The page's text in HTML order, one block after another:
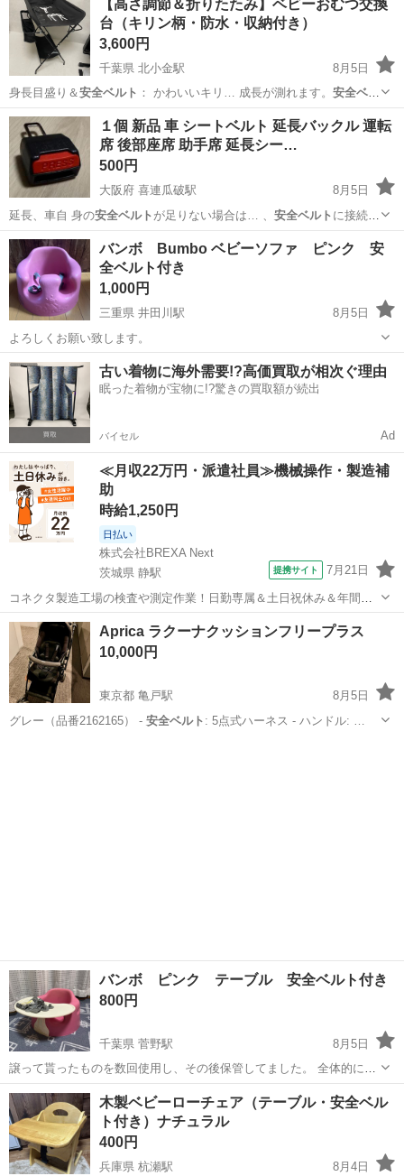
【高さ調節＆折りたたみ】ベビーおむつ交換
台（キリン柄・防水・収納付き）
3,600円
千葉県 北小金駅
8月5日
身長目盛り＆安全ベルト ： かわいいキリ… 成長が測れます。 安全ベル
ト付きで安心です …
千葉 松戸市 北小金駅 ベビー用品 おむつ交換台
１個 新品 車 シートベルト 延長バックル 運転
席 後部座席 助手席 延長シー…
500円
大阪府 喜連瓜破駅
8月5日
延長、車自 身の安全ベルト が足りない場合は… 、 安全ベルト に接続し
て安全帯…
大阪 大阪市 喜連瓜破駅 内装、インテリア
シートベルト
バンボ Bumbo ベビーソファ ピンク 安
全ベルト付き
1,000円
三重県 井田川駅
8月5日
よろしくお願い致します。
三重 亀山市 井田川駅 その他
古い着物に海外需要!?高価買取が相次ぐ理由
眠った着物が宝物に!?驚きの買取額が続出
バイセル Ad
≪月収22万円・派遣社員≫機械操作・製造補
助
時給1,250円
日払い
株式会社BREXA Next
茨城県 静駅
提携サイト 7月21日
コネクタ製造工場の検査や測定作業！日勤専属＆土日祝休み＆年間休
日128日★クリーンルーム内作業★マイカー通勤OK＆無料駐車場あり
★就業先食堂利用可！日払い制度あり！《茨城県常陸大宮市》 人気の
工場のお仕事 ◇コネクタ製造工...
茨城 常陸大宮市 静駅 その他
Aprica ラクーナクッションフリープラス
10,000円
東京都 亀戸駅
8月5日
グレー（品番2162165） - 安全ベルト : 5点式ハーネス - ハンドル: …
バンボ ピンク テーブル 安全ベルト付き
800円
千葉県 菅野駅
8月5日
譲って貰ったものを数回使用し、その後保管してました。 全体的に使
用感、細かい傷やベルト一部汚れがありますがまだ使用できます。 写
真に載っているものが全てです。 中古品となりますので神経質な方は
ご遠慮下さい。 ノークレームノ...
千葉 市川市 菅野駅
木製ベビーローチェア（テーブル・安全ベル
ト付き）ナチュラル
400円
兵庫県 杭瀬駅
8月4日